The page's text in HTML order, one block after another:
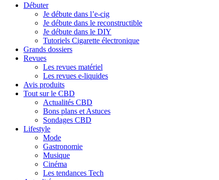
Débuter
Je débute dans l’e-cig
Je débute dans le reconstructible
Je débute dans le DIY
Tutoriels Cigarette électronique
Grands dossiers
Revues
Les revues matériel
Les revues e-liquides
Avis produits
Tout sur le CBD
Actualités CBD
Bons plans et Astuces
Sondages CBD
Lifestyle
Mode
Gastronomie
Musique
Cinéma
Les tendances Tech